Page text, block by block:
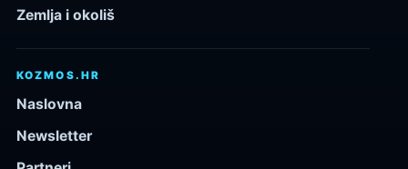
Zemlja i okoliš
KOZMOS.HR
Naslovna
Newsletter